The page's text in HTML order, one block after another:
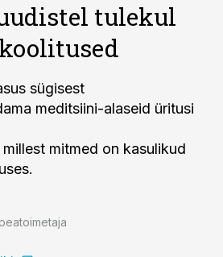
tulekul
sügisest
meditsiini-alaseid üritusi
mitmed on kasulikud